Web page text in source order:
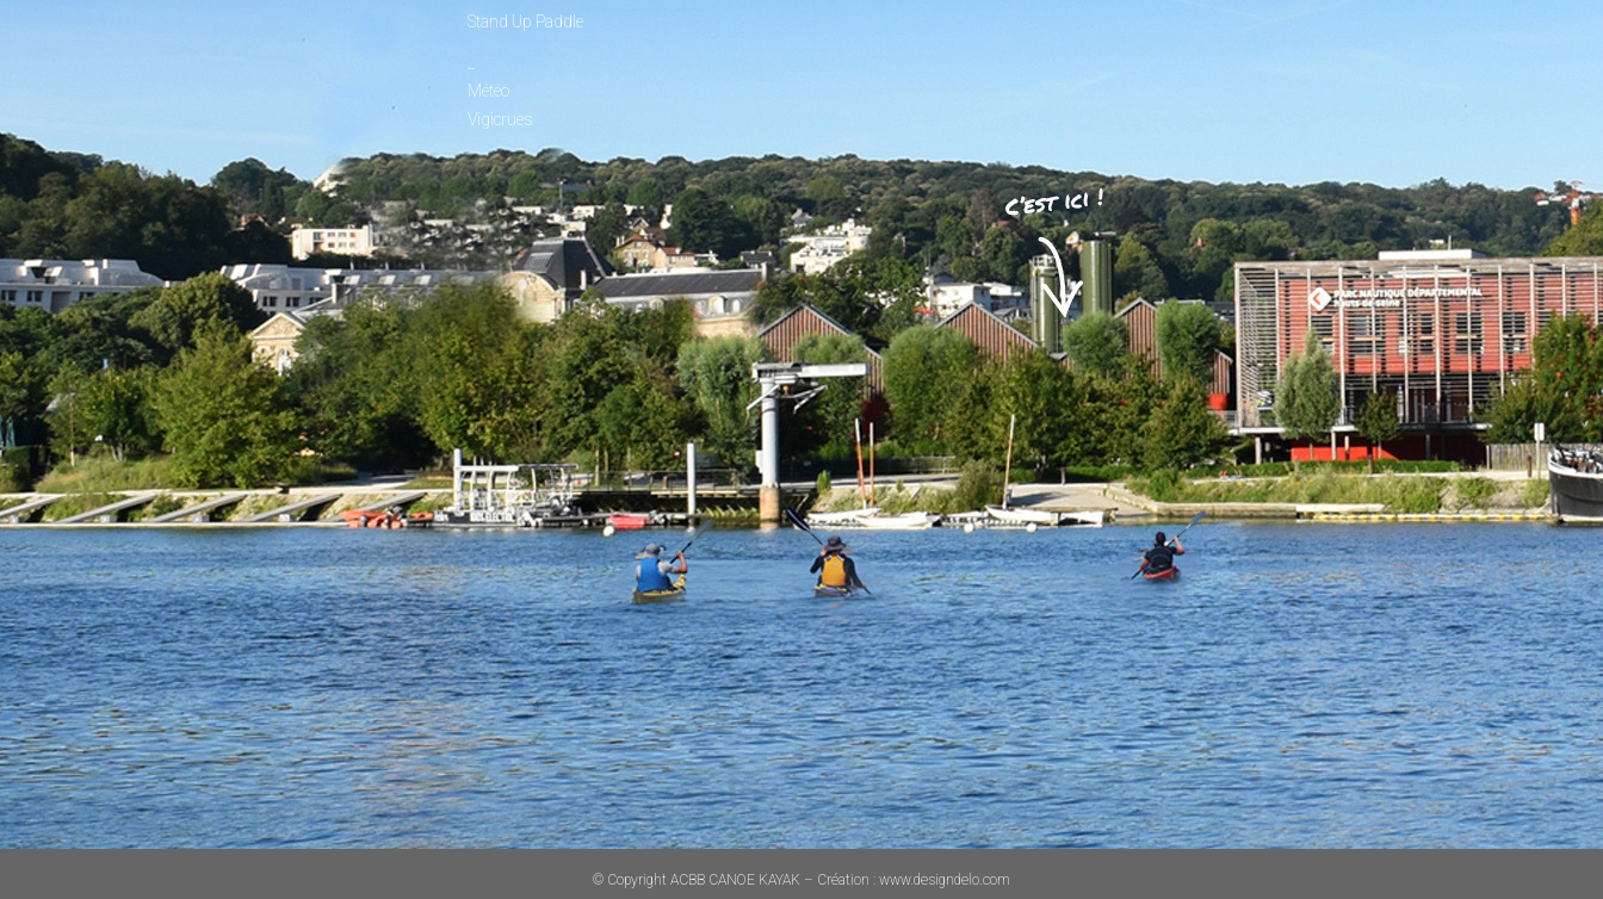
Stand Up Paddle
Météo
Vigicrues
© Copyright ACBB CANOE KAYAK – Création : www.designdelo.com